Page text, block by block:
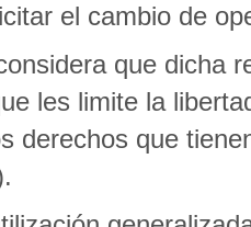
el cambio de
que dicha
les limite la
derechos que